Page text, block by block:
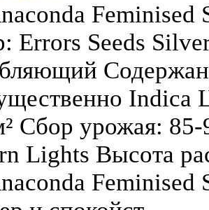
Feminised
Errors Seeds
Indica
Сбор урожая:
Lights Высота